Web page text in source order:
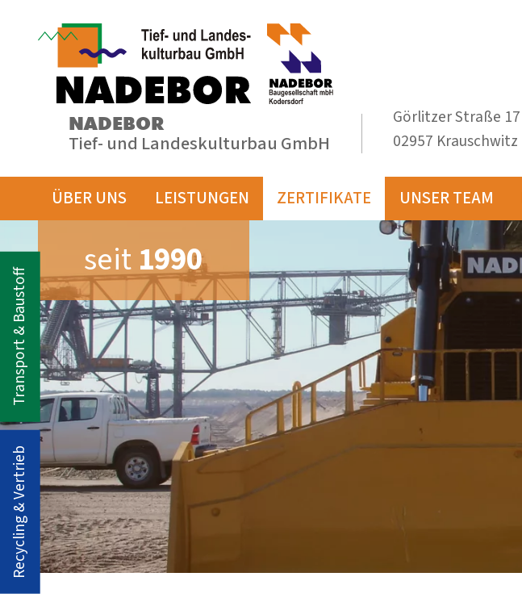
NADEBOR
Tief- und Landeskulturbau GmbH
Görlitzer Straße 17
02957 Krauschwitz
ÜBER UNS LEISTUNGEN ZERTIFIKATE UNSER TEAM
Recycling & Vertrieb
Transport & Baustoff
seit 1990